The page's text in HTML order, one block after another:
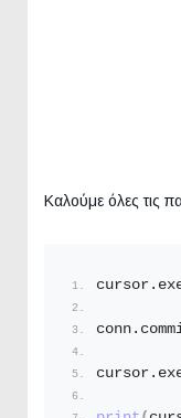
Καλούμε όλες τις
cursor.
conn.
cursor.